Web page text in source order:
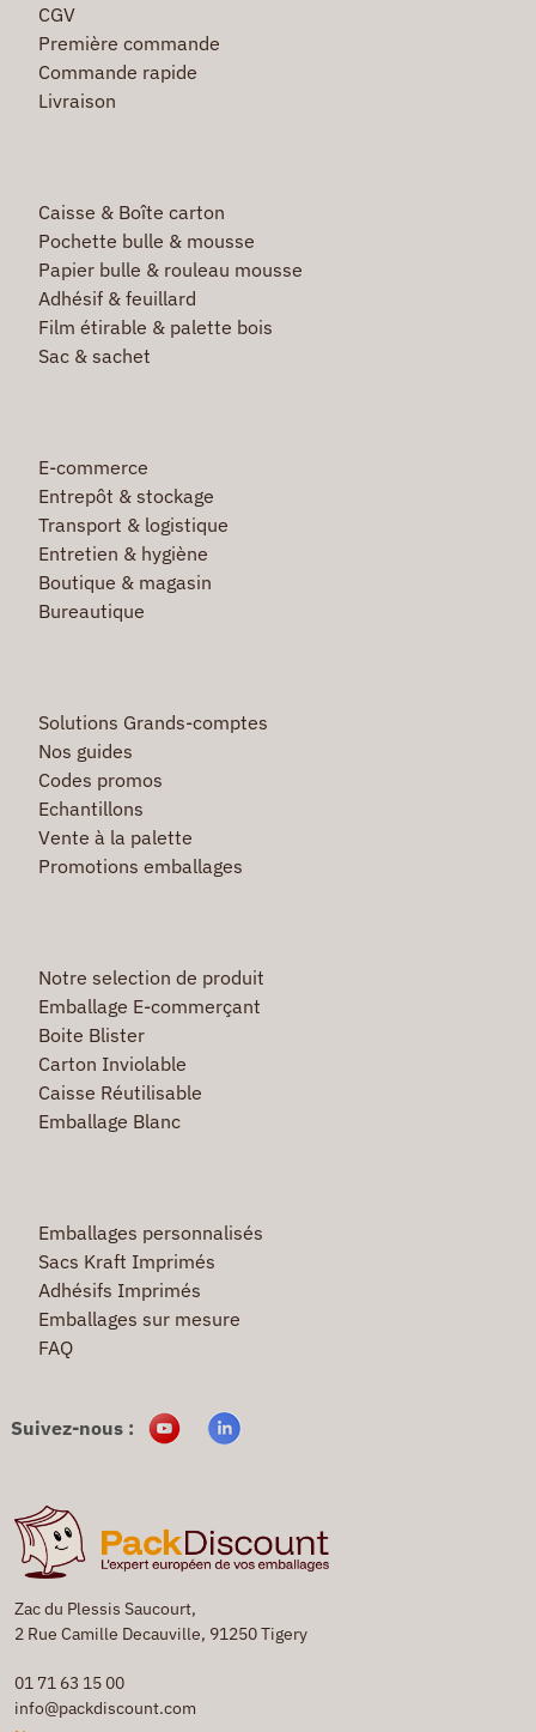
Zac du Plessis Saucourt,
2 Rue Camille Decauville, 91250 Tigery
01 71 63 15 00
info@packdiscount.com
CGV
Première commande
Commande rapide
Livraison
Caisse & Boîte carton
Pochette bulle & mousse
Papier bulle & rouleau mousse
Adhésif & feuillard
Film étirable & palette bois
Sac & sachet
E-commerce
Entrepôt & stockage
Transport & logistique
Entretien & hygiène
Boutique & magasin
Bureautique
Solutions Grands-comptes
Nos guides
Codes promos
Echantillons
Vente à la palette
Promotions emballages
Notre selection de produit
Emballage E-commerçant
Boite Blister
Carton Inviolable
Caisse Réutilisable
Emballage Blanc
Emballages personnalisés
Sacs Kraft Imprimés
Adhésifs Imprimés
Emballages sur mesure
FAQ
Suivez-nous :